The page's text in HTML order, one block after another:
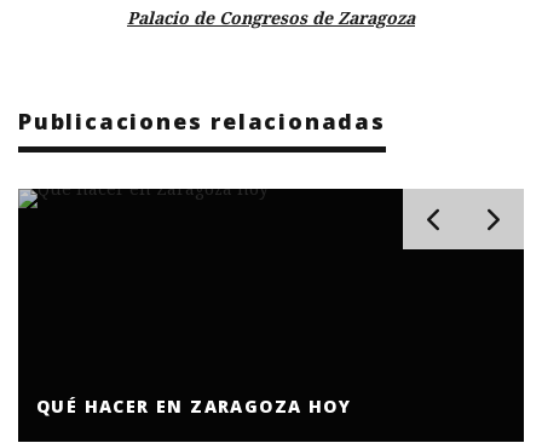
Palacio de Congresos de Zaragoza
Publicaciones relacionadas
QUÉ HACER EN ZARAGOZA HOY